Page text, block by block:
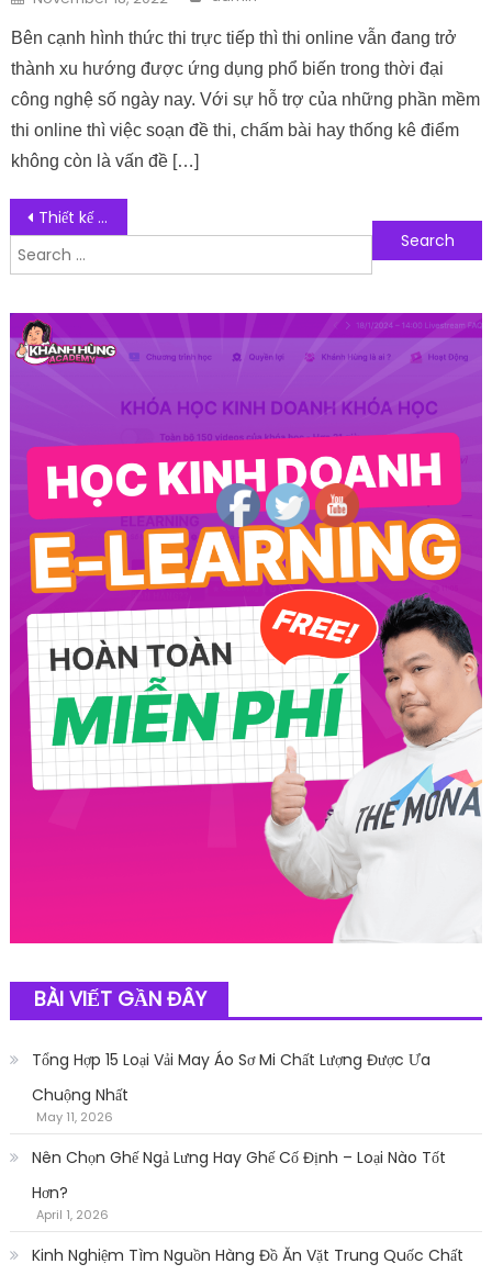
Bên cạnh hình thức thi trực tiếp thì thi online vẫn đang trở
thành xu hướng được ứng dụng phổ biến trong thời đại
công nghệ số ngày nay. Với sự hỗ trợ của những phần mềm
thi online thì việc soạn đề thi, chấm bài hay thống kê điểm
không còn là vấn đề […]
Post navigation
Thiết kế Website xuất nhập khẩu hàng hóa quốc tế
Search for:
BÀI VIẾT GẦN ĐÂY
Tổng Hợp 15 Loại Vải May Áo Sơ Mi Chất Lượng Được Ưa
Chuộng Nhất
May 11, 2026
Nên Chọn Ghế Ngả Lưng Hay Ghế Cố Định – Loại Nào Tốt
Hơn?
April 1, 2026
Kinh Nghiệm Tìm Nguồn Hàng Đồ Ăn Vặt Trung Quốc Chất